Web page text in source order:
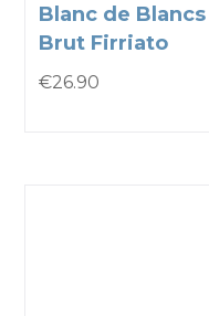
Blanc de
Brut Firriato
€26.90